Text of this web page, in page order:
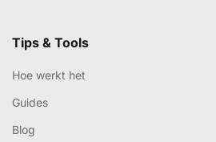
Tips & Tools
Hoe werkt het
Guides
Blog